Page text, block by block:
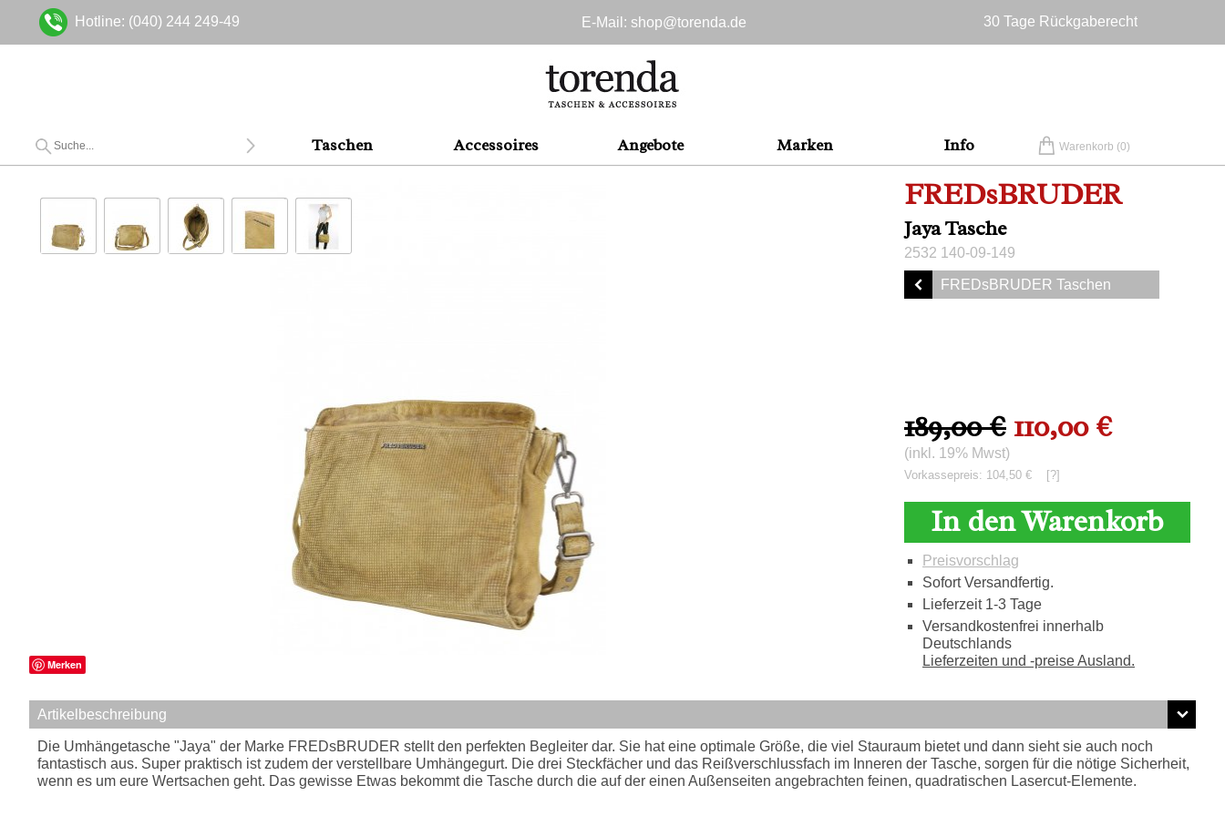
Hotline: (040) 244 249-49 E-Mail: shop@torenda.de
30 Tage Rückgaberecht
Taschen Accessoires Angebote Marken Info Warenkorb (0)
FREDsBRUDER
Jaya Tasche
2532 140-09-149
FREDsBRUDER Taschen
Merken
189,00 € 110,00 €
(inkl. 19% Mwst)
Vorkassepreis: 104,50 € [?]
In den Warenkorb
Preisvorschlag
Sofort Versandfertig.
Lieferzeit 1-3 Tage
Versandkostenfrei innerhalb
Deutschlands
Lieferzeiten und -preise Ausland.
Artikelbeschreibung
Die Umhängetasche "Jaya" der Marke FREDsBRUDER stellt den perfekten Begleiter dar. Sie hat eine optimale Größe, die viel Stauraum bietet und dann sieht sie auch noch
fantastisch aus. Super praktisch ist zudem der verstellbare Umhängegurt. Die drei Steckfächer und das Reißverschlussfach im Inneren der Tasche, sorgen für die nötige Sicherheit,
wenn es um eure Wertsachen geht. Das gewisse Etwas bekommt die Tasche durch die auf der einen Außenseiten angebrachten feinen, quadratischen Lasercut-Elemente.